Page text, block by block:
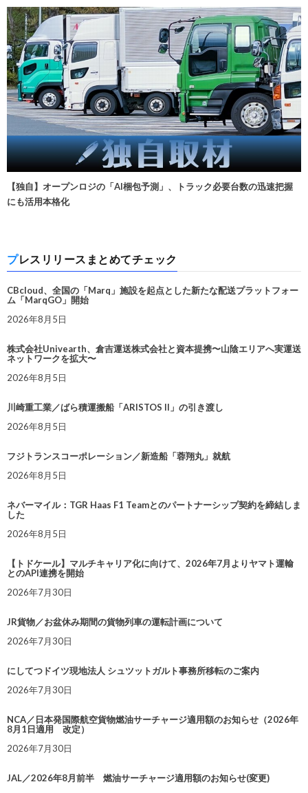
【独自】オープンロジの「AI梱包予測」、トラック必要台数の迅速把握
にも活用本格化
プレスリリースまとめてチェック
CBcloud、全国の「Marq」施設を起点とした新たな配送プラットフォー
ム「MarqGO」開始
2026年8月5日
株式会社Univearth、倉吉運送株式会社と資本提携〜山陰エリアへ実運送
ネットワークを拡大〜
2026年8月5日
川崎重工業／ばら積運搬船「ARISTOS II」の引き渡し
2026年8月5日
フジトランスコーポレーション／新造船「蓉翔丸」就航
2026年8月5日
ネバーマイル：TGR Haas F1 Teamとのパートナーシップ契約を締結しま
した
2026年8月5日
【トドケール】マルチキャリア化に向けて、2026年7月よりヤマト運輸
とのAPI連携を開始
2026年7月30日
JR貨物／お盆休み期間の貨物列車の運転計画について
2026年7月30日
にしてつドイツ現地法人 シュツットガルト事務所移転のご案内
2026年7月30日
NCA／日本発国際航空貨物燃油サーチャージ適用額のお知らせ（2026年
8月1日適用 改定）
2026年7月30日
JAL／2026年8月前半 燃油サーチャージ適用額のお知らせ(変更)